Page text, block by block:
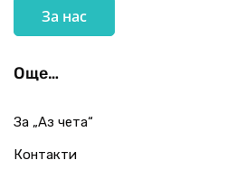
За нас
Още…
За „Аз чета“
Контакти